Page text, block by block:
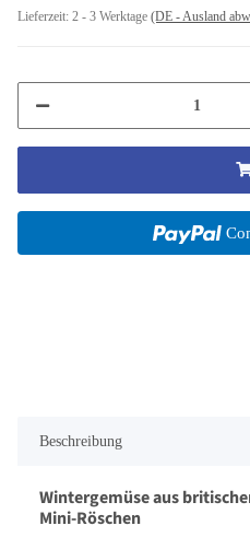
Lieferzeit: 2 - 3 Werktage (DE - Ausland
Beschreibung
Wintergemüse aus
Mini-Röschen